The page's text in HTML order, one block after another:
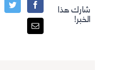
شارك هذا
الخبر!